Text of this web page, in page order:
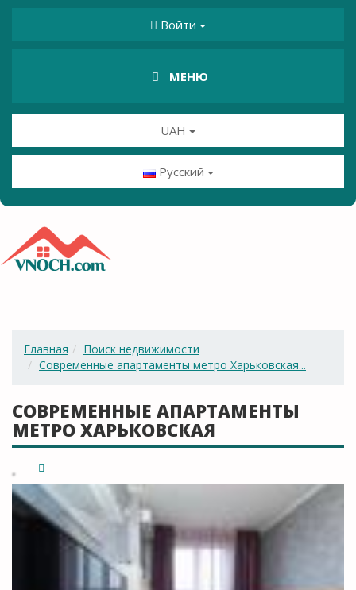
Войти
МЕНЮ
UAH
Русский
Главная
Поиск недвижимости
Современные апартаменты метро Харьковская...
СОВРЕМЕННЫЕ АПАРТАМЕНТЫ
МЕТРО ХАРЬКОВСКАЯ